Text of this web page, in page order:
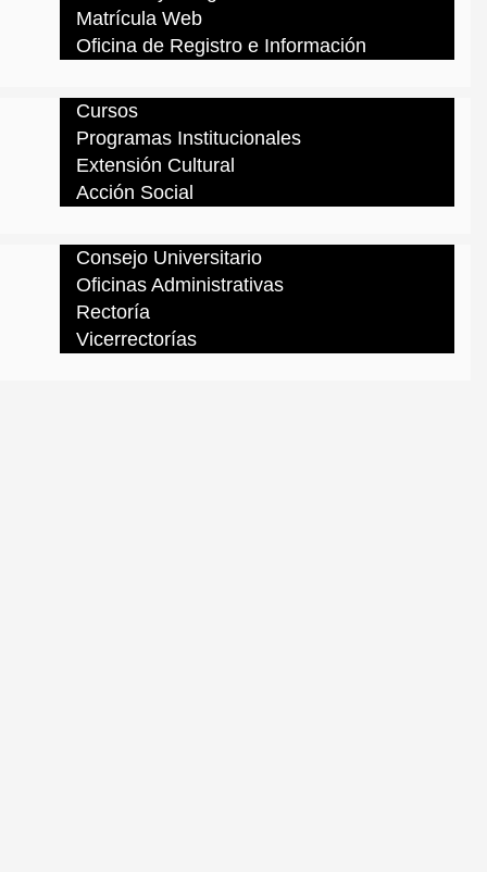
Matrícula Web
Oficina de Registro e Información
Cursos
Programas Institucionales
Extensión Cultural
Acción Social
Consejo Universitario
Oficinas Administrativas
Rectoría
Vicerrectorías